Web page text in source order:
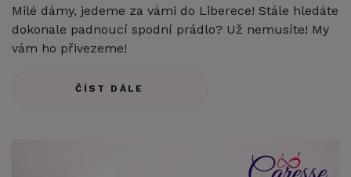
Milé dámy, jedeme za vámi do Liberece! Stále hledáte
dokonale padnoucí spodní prádlo? Už nemusíte! My
vám ho přivezeme!
ČÍST DÁLE